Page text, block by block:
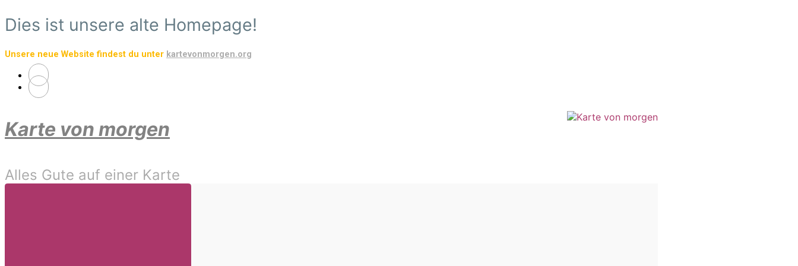
Zum
Hauptinhalt
Dies ist unsere alte Homepage!
Unsere neue Website findest du unter kartevonmorgen.org
Karte von morgen
Alles Gute auf einer Karte